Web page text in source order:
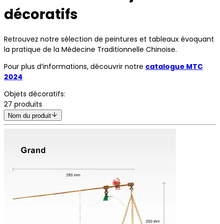
décoratifs
Retrouvez notre sélection de peintures et tableaux évoquant
la pratique de la Médecine Traditionnelle Chinoise.
Pour plus d’informations, découvrir notre catalogue MTC
2024
Objets décoratifs:
27 produits
Nom du produit